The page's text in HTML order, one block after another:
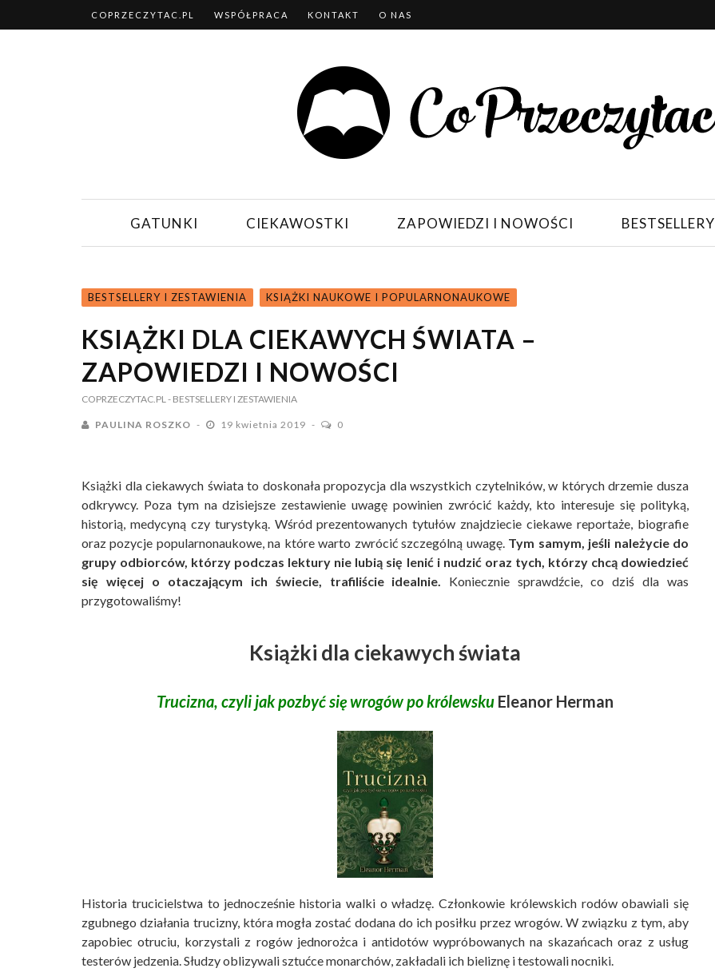
COPRZECZYTAC.PL WSPÓŁPRACA KONTAKT O NAS
GATUNKI CIEKAWOSTKI ZAPOWIEDZI I NOWOŚCI BESTSELLERY
BESTSELLERY I ZESTAWIENIA KSIĄŻKI NAUKOWE I POPULARNONAUKOWE
KSIĄŻKI DLA CIEKAWYCH ŚWIATA –
ZAPOWIEDZI I NOWOŚCI
COPRZECZYTAC.PL- BESTSELLERY I ZESTAWIENIA
PAULINA ROSZKO 19 kwietnia 2019 0
Książki dla ciekawych świata to doskonała propozycja dla wszystkich czytelników, w których drzemie dusza
odkrywcy. Poza tym na dzisiejsze zestawienie uwagę powinien zwrócić każdy, kto interesuje się polityką,
historią, medycyną czy turystyką. Wśród prezentowanych tytułów znajdziecie ciekawe reportaże, biografie
oraz pozycje popularnonaukowe, na które warto zwrócić szczególną uwagę. Tym samym, jeśli należycie do
grupy odbiorców, którzy podczas lektury nie lubią się lenić i nudzić oraz tych, którzy chcą dowiedzieć
się więcej o otaczającym ich świecie, trafiliście idealnie. Koniecznie sprawdźcie, co dziś dla was
przygotowaliśmy!
Książki dla ciekawych świata
Trucizna, czyli jak pozbyć się wrogów po królewsku Eleanor Herman
Historia trucicielstwa to jednocześnie historia walki o władzę. Członkowie królewskich rodów obawiali się
zgubnego działania trucizny, która mogła zostać dodana do ich posiłku przez wrogów. W związku z tym, aby
zapobiec otruciu, korzystali z rogów jednorożca i antidotów wypróbowanych na skazańcach oraz z usług
testerów jedzenia. Słudzy oblizywali sztućce monarchów, zakładali ich bieliznę i testowali nocniki.